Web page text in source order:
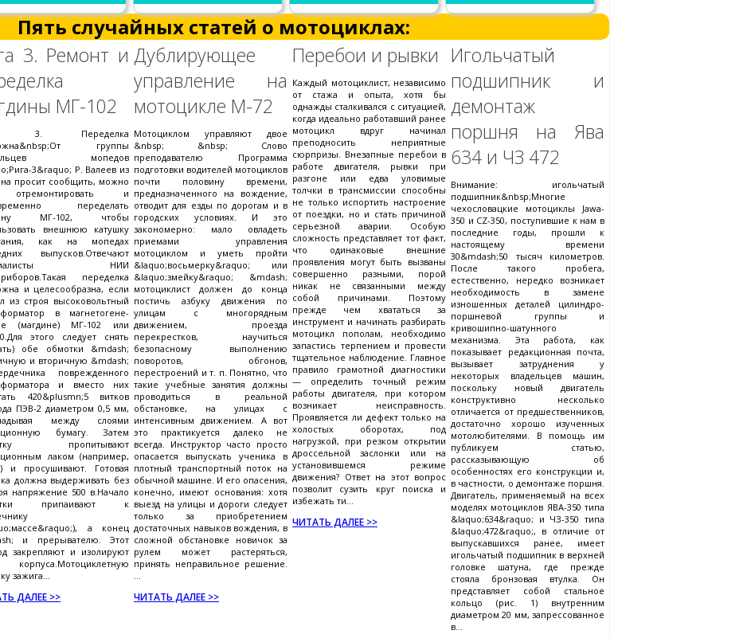
Пять случайных статей о мотоциклах:
3. Ремонт и
МГ-102
3. Переделка
группы
мопедов
3&raquo; Р. Валеев из
просит сообщить, можно
и
переделать
МГ-102, чтобы
внешнюю катушку
как на мопедах
выпусков.Отвечают
НИИ
переделка
и целесообразна, если
из строя высоковольтный
в магнетогене-
(магдине) МГ-102 или
этого следует снять
обе обмотки &mdash;
и вторичную &mdash;
поврежденного
и вместо них
420&plusmn;5 витков
ПЭВ-2 диаметром 0,5 мм,
между слоями
бумагу. Затем
пропитывают
лаком (например,
и просушивают. Готовая
должна выдерживать без
напряжение 500 в.Начало
припаивают к
а конец
и прерывателю. Этот
закрепляют и изолируют
зажига...
ДАЛЕЕ >>
Дублирующее
управление на
мотоцикле М-72
Мотоциклом управляют двое
&nbsp; &nbsp; Слово
преподавателю Программа
подготовки водителей мотоциклов
почти половину времени,
предназначенного на вождение,
отводит для езды по дорогам и в
городских условиях. И это
закономерно: мало овладеть
приемами управления
мотоциклом и уметь пройти
&laquo;восьмерку&raquo; или
&laquo;змейку&raquo; &mdash;
мотоциклист должен до конца
постичь азбуку движения по
улицам с многорядным
движением, проезда
перекрестков, научиться
безопасному выполнению
поворотов, обгонов,
перестроений и т. п. Понятно, что
такие учебные занятия должны
проводиться в реальной
обстановке, на улицах с
интенсивным движением. А вот
это практикуется далеко не
всегда. Инструктор часто просто
опасается выпускать ученика в
плотный транспортный поток на
обычной машине. И его опасения,
конечно, имеют основания: хотя
выезд на улицы и дороги следует
только за приобретением
достаточных навыков вождения, в
сложной обстановке новичок за
рулем может растеряться,
принять неправильное решение.
...
ЧИТАТЬ ДАЛЕЕ >>
Перебои и рывки
Каждый мотоциклист, независимо
от стажа и опыта, хотя бы
однажды сталкивался с ситуацией,
когда идеально работавший ранее
мотоцикл вдруг начинал
преподносить неприятные
сюрпризы. Внезапные перебои в
работе двигателя, рывки при
разгоне или едва уловимые
толчки в трансмиссии способны
не только испортить настроение
от поездки, но и стать причиной
серьезной аварии. Особую
сложность представляет тот факт,
что одинаковые внешние
проявления могут быть вызваны
совершенно разными, порой
никак не связанными между
собой причинами. Поэтому
прежде чем хвататься за
инструмент и начинать разбирать
мотоцикл пополам, необходимо
запастись терпением и провести
тщательное наблюдение. Главное
правило грамотной диагностики
— определить точный режим
работы двигателя, при котором
возникает неисправность.
Проявляется ли дефект только на
холостых оборотах, под
нагрузкой, при резком открытии
дроссельной заслонки или на
установившемся режиме
движения? Ответ на этот вопрос
позволит сузить круг поиска и
избежать ти...
ЧИТАТЬ ДАЛЕЕ >>
Игольчатый
подшипник и
демонтаж
поршня на Ява
634 и ЧЗ 472
Внимание: игольчатый
подшипник&nbsp;Многие
чехословацкие мотоциклы Jawa-
350 и CZ-350, поступившие к нам в
последние годы, прошли к
настоящему времени
30&mdash;50 тысяч километров.
После такого пробега,
естественно, нередко возникает
необходимость в замене
изношенных деталей цилиндро-
поршневой группы и
кривошипно-шатунного
механизма. Эта работа, как
показывает редакционная почта,
вызывает затруднения у
некоторых владельцев машин,
поскольку новый двигатель
конструктивно несколько
отличается от предшественников,
достаточно хорошо изученных
мотолюбителями. В помощь им
публикуем статью,
рассказывающую об
особенностях его конструкции и,
в частности, о демонтаже поршня.
Двигатель, применяемый на всех
моделях мотоциклов ЯВА-350 типа
&laquo;634&raquo; и ЧЗ-350 типа
&laquo;472&raquo;, в отличие от
выпускавшихся ранее, имеет
игольчатый подшипник в верхней
головке шатуна, где прежде
стояла бронзовая втулка. Он
представляет собой стальное
кольцо (рис. 1) внутренним
диаметром 20 мм, запрессованное
в...